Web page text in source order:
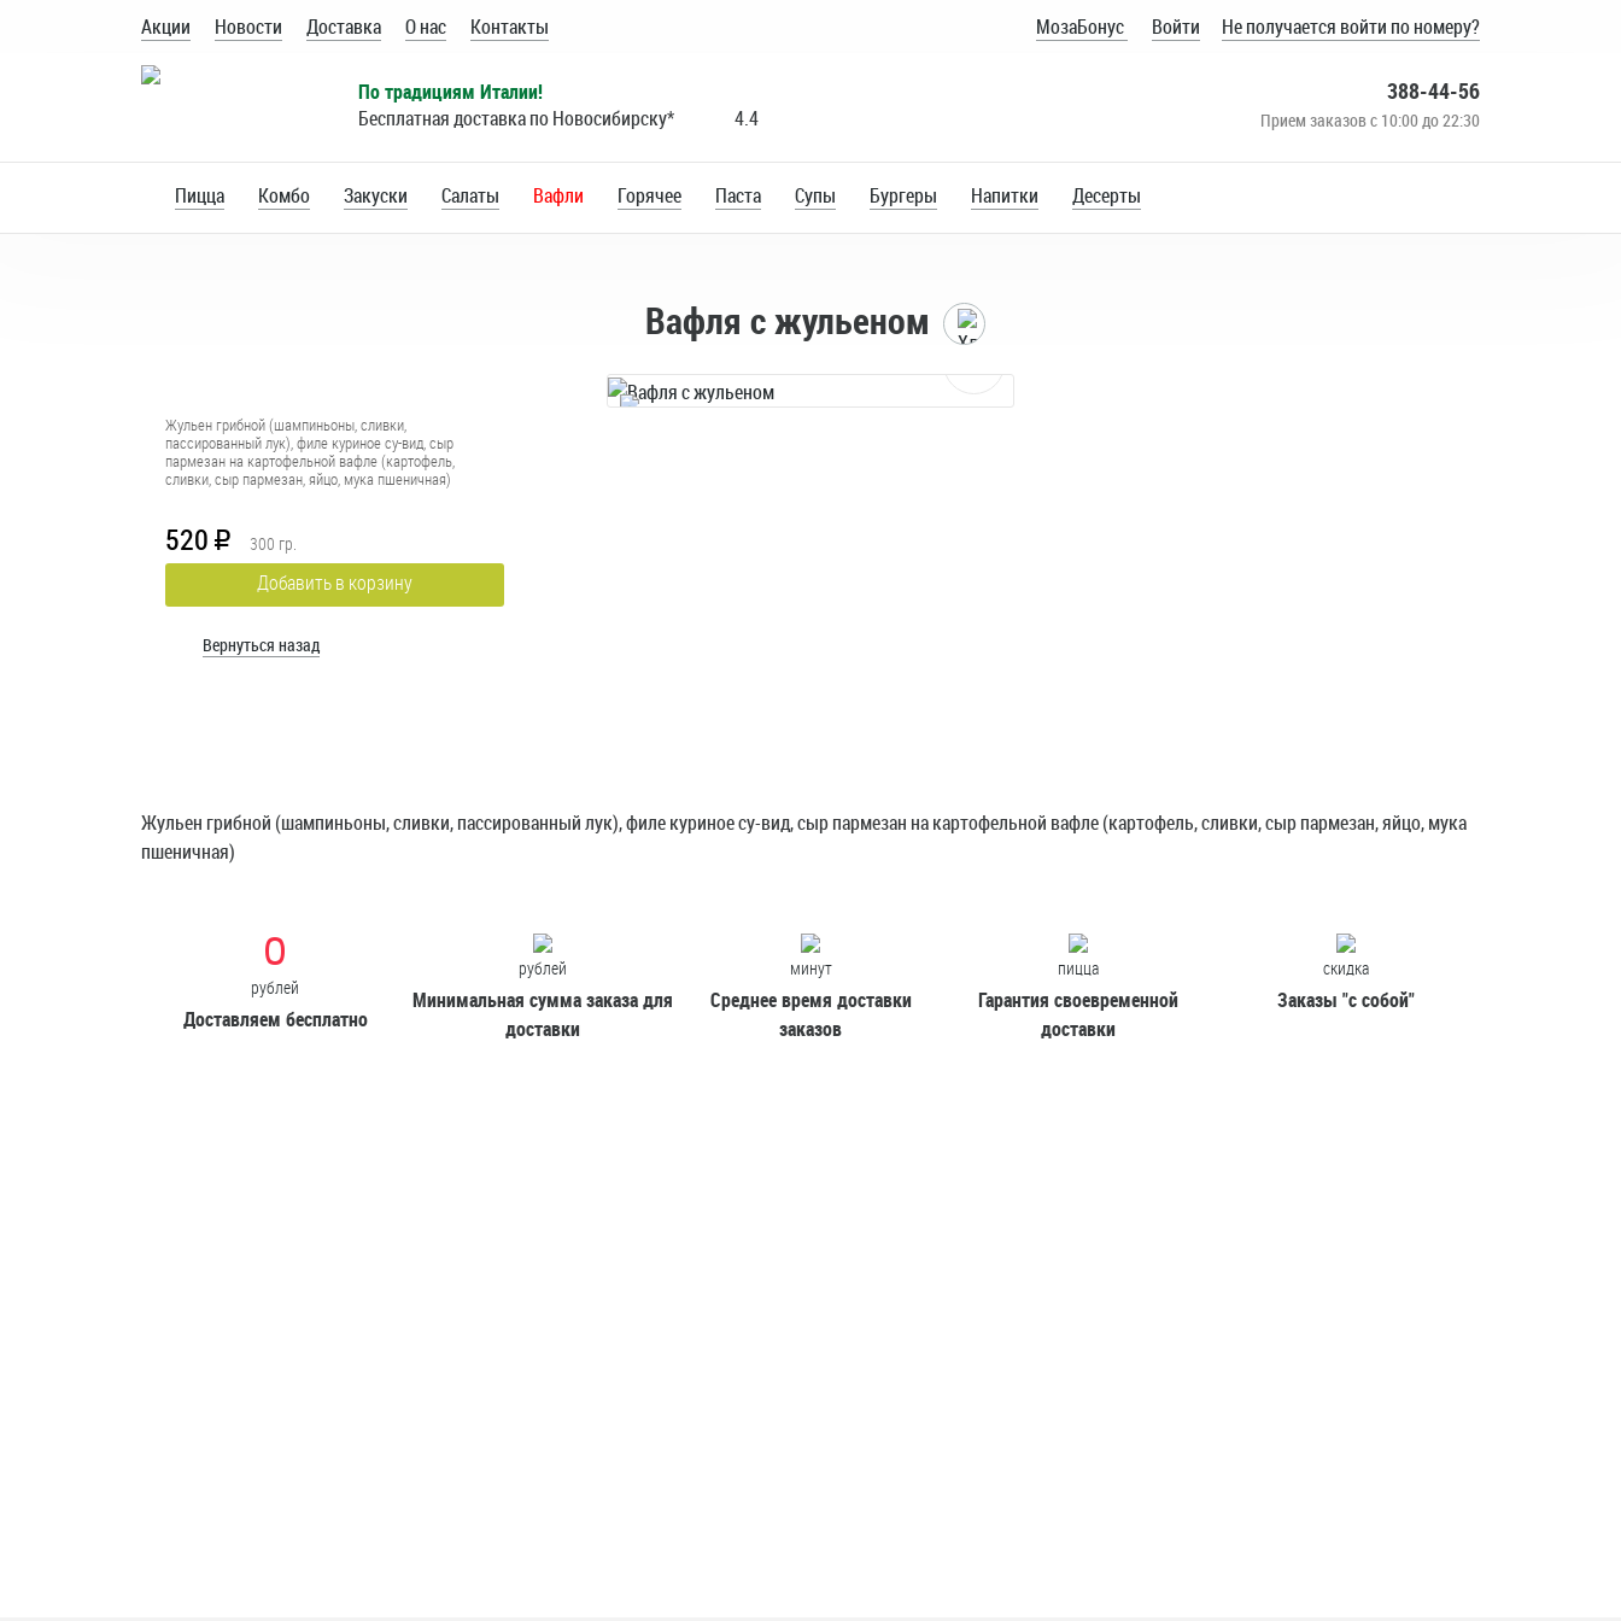
Акции Новости Доставка О нас Контакты МозаБонус Войти Не получается войти по номеру?
По традициям Италии!
Бесплатная доставка по Новосибирску*
4.4
388-44-56
Прием заказов с 10:00 до 22:30
Пицца Комбо Закуски Салаты Вафли Горячее Паста Супы Бургеры Напитки
Десерты
Вафля с жульеном
Жульен грибной (шампиньоны, сливки,
пассированный лук), филе куриное су-вид, сыр
пармезан на картофельной вафле (картофель,
сливки, сыр пармезан, яйцо, мука пшеничная)
520 R 300 гр.
Добавить в корзину
Вернуться назад
Жульен грибной (шампиньоны, сливки, пассированный лук), филе куриное су-вид, сыр пармезан на картофельной вафле (картофель, сливки, сыр пармезан, яйцо, мука
пшеничная)
рублей
Доставляем бесплатно
рублей
Минимальная сумма заказа для
доставки
минут
Среднее время доставки
заказов
пицца
Гарантия своевременной
доставки
скидка
Заказы "с собой"
Пепперони
Колбаски пепперони,
моцарелла, пармезан,
базилик, томатный соус
Доступно при заказе от 3 000< Доступно при заказе от 2 000< Доступно при заказе от 1 000<
Пончик с глазурью
Сладкий, ароматный и
пухленький пончик с яркой